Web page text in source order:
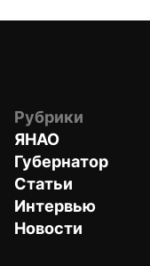
Рубрики
ЯНАО
Губернатор
Статьи
Интервью
Новости